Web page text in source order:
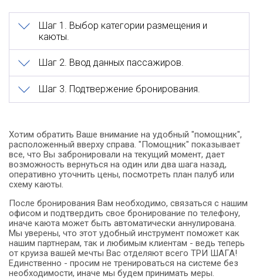
Шаг 1. Выбор категории размещения и
каюты.
Шаг 2. Ввод данных пассажиров.
Шаг 3. Подтвержение бронирования.
Хотим обратить Ваше внимание на удобный "помощник",
расположенный вверху справа. "Помощник" показывает
все, что Вы забронировали на текущий момент, дает
возможность вернуться на один или два шага назад,
оперативно уточнить цены, посмотреть план палуб или
схему каюты.
После бронирования Вам необходимо, связаться с нашим
офисом и подтвердить свое бронирование по телефону,
иначе каюта может быть автоматически аннулирована.
Мы уверены, что этот удобный инструмент поможет как
нашим партнерам, так и любимым клиентам - ведь теперь
от круиза вашей мечты Вас отделяют всего ТРИ ШАГА!
Единственно - просим не тренироваться на системе без
необходимости, иначе мы будем принимать меры.